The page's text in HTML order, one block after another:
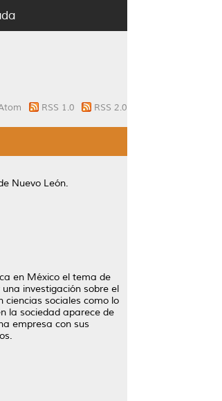
RSS 1.0 RSS 2.0
Nuevo León.
en México el tema de
investigación sobre el
ciencias sociales como lo
la sociedad aparece de
empresa con sus